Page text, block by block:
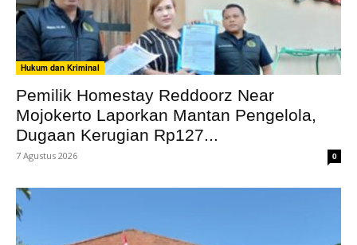
Hukum dan Kriminal
Pemilik Homestay Reddoorz Near
Mojokerto Laporkan Mantan Pengelola,
Dugaan Kerugian Rp127...
7 Agustus 2026 0